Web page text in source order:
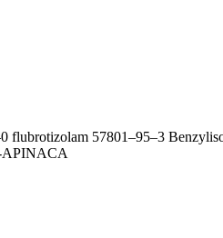
57801–95–3
APINACA